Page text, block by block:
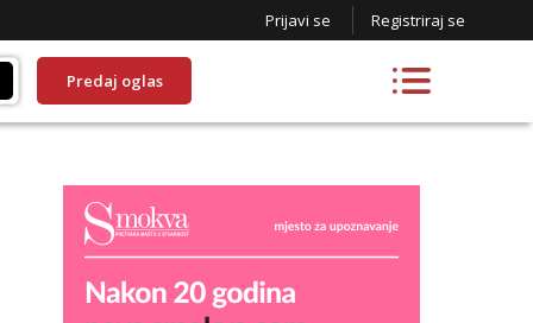
Prijavi se Registriraj se
Predaj oglas